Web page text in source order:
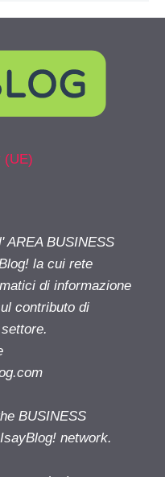
(UE)
AREA BUSINESS
la cui rete
di informazione
contributo di
BUSINESS
IsayBlog! network.